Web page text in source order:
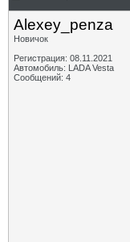
Alexey_penza
Новичок
Регистрация: 08.11.2021
Автомобиль: LADA Vesta
Сообщений: 4